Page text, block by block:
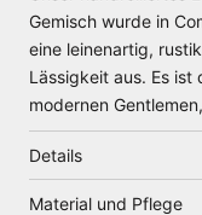
Gemisch wurde in
eine leinenartig,
Lässigkeit aus. Es
modernen
Details
Material und Pflege